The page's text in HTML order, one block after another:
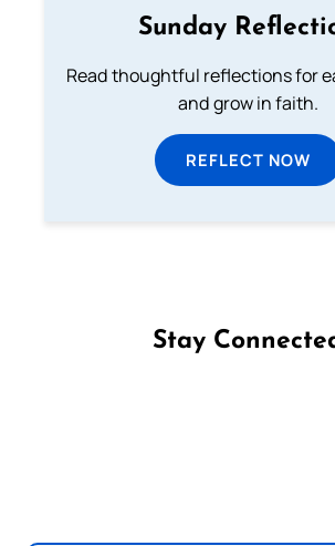
Sunday
Read thoughtful reflections for
and grow in faith.
REFLECT NOW
Stay